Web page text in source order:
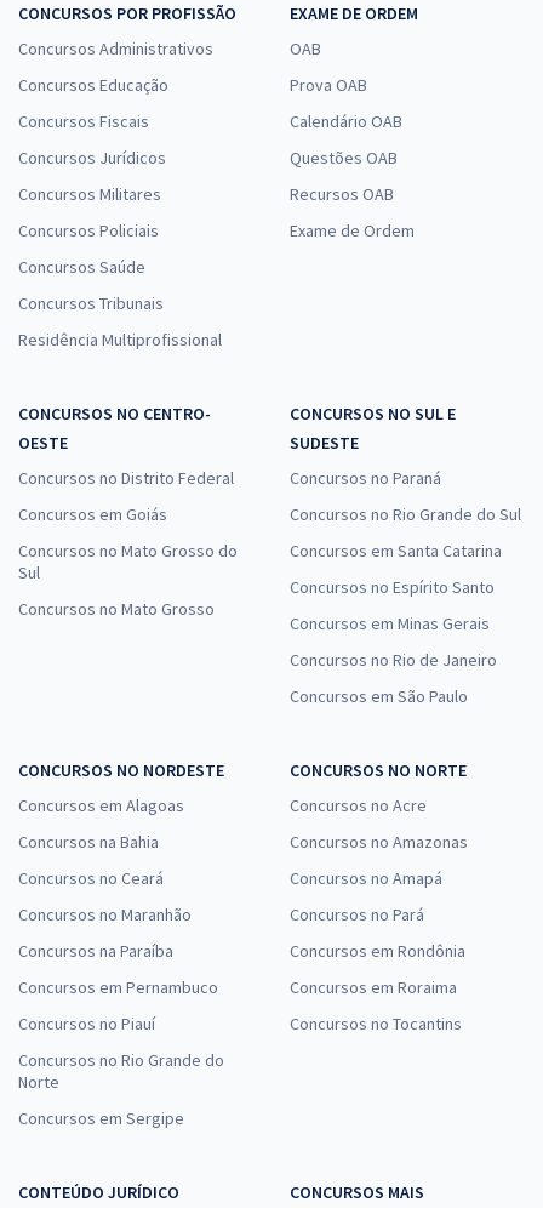
CONCURSOS POR PROFISSÃO
Concursos Administrativos
Concursos Educação
Concursos Fiscais
Concursos Jurídicos
Concursos Militares
Concursos Policiais
Concursos Saúde
Concursos Tribunais
Residência Multiprofissional
EXAME DE ORDEM
OAB
Prova OAB
Calendário OAB
Questões OAB
Recursos OAB
Exame de Ordem
CONCURSOS NO CENTRO-
OESTE
Concursos no Distrito Federal
Concursos em Goiás
Concursos no Mato Grosso do
Sul
Concursos no Mato Grosso
CONCURSOS NO SUL E
SUDESTE
Concursos no Paraná
Concursos no Rio Grande do Sul
Concursos em Santa Catarina
Concursos no Espírito Santo
Concursos em Minas Gerais
Concursos no Rio de Janeiro
Concursos em São Paulo
CONCURSOS NO NORDESTE
Concursos em Alagoas
Concursos na Bahia
Concursos no Ceará
Concursos no Maranhão
Concursos na Paraíba
Concursos em Pernambuco
Concursos no Piauí
Concursos no Rio Grande do
Norte
Concursos em Sergipe
CONCURSOS NO NORTE
Concursos no Acre
Concursos no Amazonas
Concursos no Amapá
Concursos no Pará
Concursos em Rondônia
Concursos em Roraima
Concursos no Tocantins
CONTEÚDO JURÍDICO
CONCURSOS MAIS